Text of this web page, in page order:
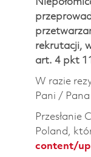
rekrutacji,
art. 4 pkt
W razie
Pani /
Poland,
content/